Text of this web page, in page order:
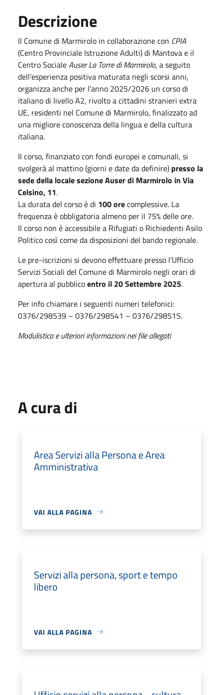
Descrizione
Il Comune di Marmirolo in collaborazione con CPIA
(Centro Provinciale Istruzione Adulti) di Mantova e il
Centro SocialeAuser La Torre di Marmirolo, a seguito
dell’esperienza positiva maturata negli scorsi anni,
organizza anche per l’anno 2025/2026 un corso di
italiano di livello A2, rivolto a cittadini stranieri extra
UE, residenti nel Comune di Marmirolo, finalizzato ad
una migliore conoscenza della lingua e della cultura
italiana.
Il corso, finanziato con fondi europei e comunali, si
svolgerà al mattino (giorni e date da definire) presso la
sede della locale sezione Auser di Marmirolo in Via
Celsino, 11.
La durata del corso è di 100 orecomplessive. La
frequenza è obbligatoria almeno per il 75% delle ore.
Il corso non è accessibile a Rifugiati o Richiedenti Asilo
Politico così come da disposizioni del bando regionale.
Le pre-iscrizioni si devono effettuare presso l’Ufficio
Servizi Sociali del Comune di Marmirolo negli orari di
apertura al pubblicoentro il 20 Settembre 2025.
Per info chiamare i seguenti numeri telefonici:
0376/298539 – 0376/298541 – 0376/298515.
Modulistica e ulteriori informazioni nei file allegati
A cura di
Area Servizi alla Persona e Area
Amministrativa
VAI ALLA PAGINA
Servizi alla persona, sport e tempo
libero
VAI ALLA PAGINA